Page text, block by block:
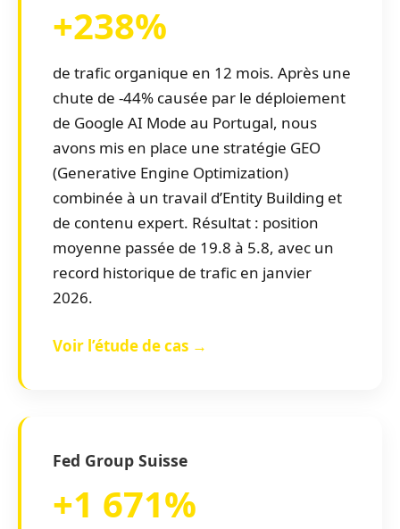
+238%
de trafic organique en 12 mois. Après une
chute de -44% causée par le déploiement
de Google AI Mode au Portugal, nous
avons mis en place une stratégie GEO
(Generative Engine Optimization)
combinée à un travail d’Entity Building et
de contenu expert. Résultat : position
moyenne passée de 19.8 à 5.8, avec un
record historique de trafic en janvier
2026.
Voir l’étude de cas →
Fed Group Suisse
+1 671%